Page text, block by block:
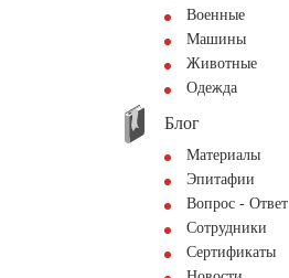
Военные
Машины
Животные
Одежда
Блог
Материалы
Эпитафии
Вопрос - Ответ
Сотрудники
Сертификаты